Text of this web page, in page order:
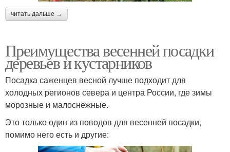
читать дальше →
Преимущества весенней посадки
деревьев и кустарников
Посадка саженцев весной лучше подходит для
холодных регионов севера и центра России, где зимы
морозные и малоснежные.
Это только один из поводов для весенней посадки,
помимо него есть и другие: